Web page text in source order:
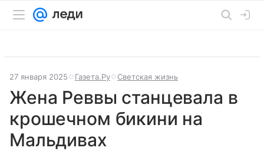
27 января 2025 Газета.Ру Светская жизнь
Жена Реввы станцевала в
крошечном бикини на
Мальдивах